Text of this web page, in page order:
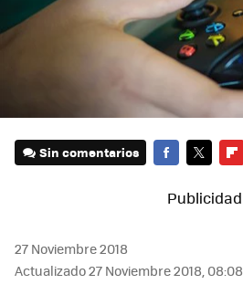
Sin comentarios
27 Noviembre 2018
Actualizado 27 Noviembre 2018, 08:08